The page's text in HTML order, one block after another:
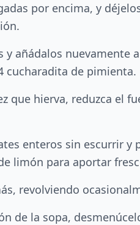
por encima, y
añádalos
cucharadita de pimienta.
que hierva, reduzca el
enteros sin escurrir y
limón para aportar
revolviendo
de la sopa,